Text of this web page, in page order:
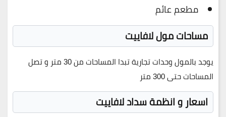
مطعم عائم
مساحات مول لافاييت
يوجد بالمول وحدات تجارية تبدا المساحات من 30 متر و تصل
المساحات حتى 300 متر
اسعار و انظمة سداد لافاييت